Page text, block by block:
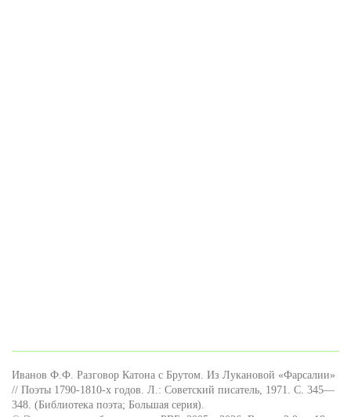
Иванов Ф.Ф. Разговор Катона с Брутом. Из Лукановой «Фарсалии»
// Поэты 1790-1810-х годов. Л.: Советский писатель, 1971. С. 345—
348. (Библиотека поэта; Большая серия).